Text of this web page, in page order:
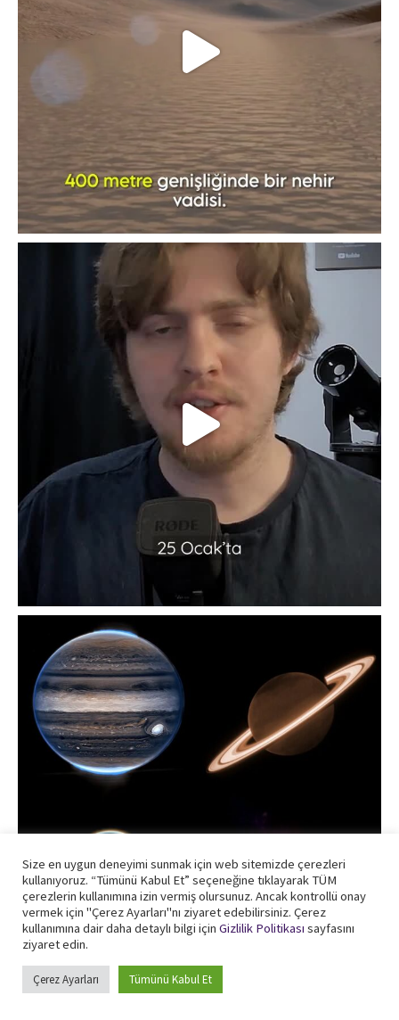
Size en uygun deneyimi sunmak için web sitemizde çerezleri
kullanıyoruz. “Tümünü Kabul Et” seçeneğine tıklayarak TÜM
çerezlerin kullanımına izin vermiş olursunuz. Ancak kontrollü onay
vermek için "Çerez Ayarları"nı ziyaret edebilirsiniz. Çerez
kullanımına dair daha detaylı bilgi için Gizlilik Politikası sayfasını
ziyaret edin.
Çerez Ayarları Tümünü Kabul Et